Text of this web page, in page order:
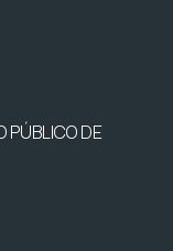
PÚBLICO DE